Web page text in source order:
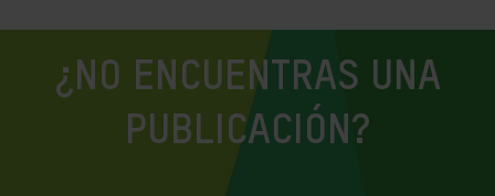
¿NO ENCUENTRAS UNA
PUBLICACIÓN?